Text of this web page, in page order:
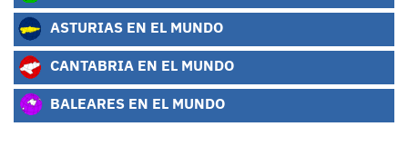
ASTURIAS EN EL MUNDO
CANTABRIA EN EL MUNDO
BALEARES EN EL MUNDO